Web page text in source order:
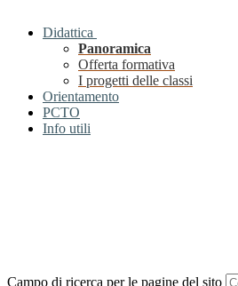
Didattica
Panoramica
Offerta formativa
I progetti delle classi
Orientamento
PCTO
Info utili
Campo di ricerca per le pagine del sito